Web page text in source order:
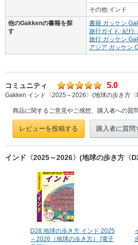
その他:インド
他のGakkenの書籍を探
す
書籍 ガッケン
旅行ガイド･紀行
旅行 ガッケン
アジア ガッケン
コミュニティ 5.0
Gakken インド〈2025～2026〉(地球の歩き方
商品に関するご意見やご感想、購入者への質
レビューを投稿する 購入者に質問
インド〈2025～2026〉(地球の歩き方〈
D28 地球の歩き方 インド 2025
～2026（地球の歩き方） [電子